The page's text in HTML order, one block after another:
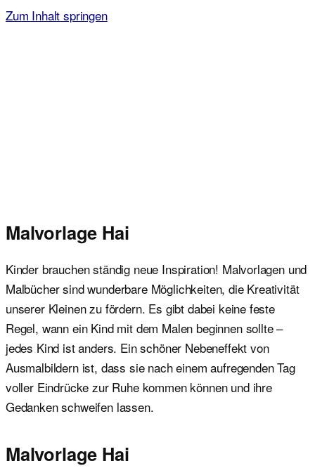
Zum Inhalt springen
Malvorlage Hai
Kinder brauchen ständig neue Inspiration! Malvorlagen und
Malbücher sind wunderbare Möglichkeiten, die Kreativität
unserer Kleinen zu fördern. Es gibt dabei keine feste
Regel, wann ein Kind mit dem Malen beginnen sollte –
jedes Kind ist anders. Ein schöner Nebeneffekt von
Ausmalbildern ist, dass sie nach einem aufregenden Tag
voller Eindrücke zur Ruhe kommen können und ihre
Gedanken schweifen lassen.
Malvorlage Hai